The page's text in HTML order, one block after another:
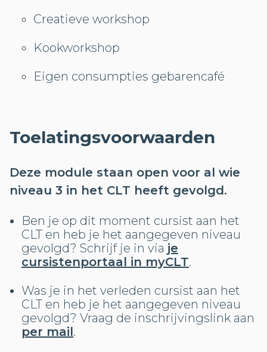
Creatieve workshop
Kookworkshop
Eigen consumpties gebarencafé
Toelatingsvoorwaarden
Deze module staan open voor al wie
niveau 3 in het CLT heeft gevolgd.
Ben je op dit moment cursist aan het
CLT en heb je het aangegeven niveau
gevolgd? Schrijf je in via je
cursistenportaal in myCLT.
Was je in het verleden cursist aan het
CLT en heb je het aangegeven niveau
gevolgd? Vraag de inschrijvingslink aan
per mail.